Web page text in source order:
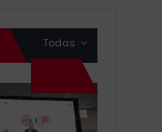
Todas